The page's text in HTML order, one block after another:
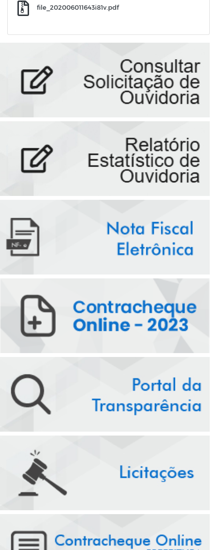
file_202006011643i81v.pdf